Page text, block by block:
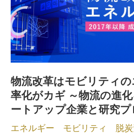
物流改革はモビリティ
率化がカギ ～物流の進
ートアップ企業と研究
エネルギー モビリティ 脱